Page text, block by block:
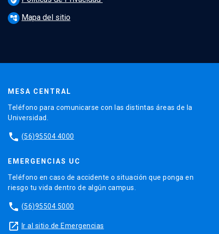
account_tree Mapa del sitio
MESA CENTRAL
Teléfono para comunicarse con las distintas áreas de la
Universidad.
phone (56)95504 4000
EMERGENCIAS UC
Teléfono en caso de accidente o situación que ponga en
riesgo tu vida dentro de algún campus.
phone (56)95504 5000
launch Ir al sitio de Emergencias